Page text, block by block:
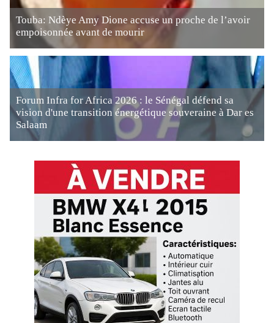
Touba: Ndèye Amy Dione accuse un proche de l’avoir
empoisonnée avant de mourir
Forum Infra for Africa 2026 : le Sénégal défend sa
vision d'une transition énergétique souveraine à Dar es
Salaam